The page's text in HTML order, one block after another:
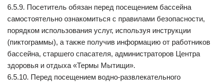
6.5.9. Посетитель обязан перед посещением бассейна
самостоятельно ознакомиться с правилами безопасности,
порядком использования услуг, используя инструкции
(пиктограммы), а также получив информацию от работников
бассейна, старшего спасателя, администраторов Центра
здоровья и отдыха «Термы Мытищи».
6.5.10. Перед посещением водно-развлекательного